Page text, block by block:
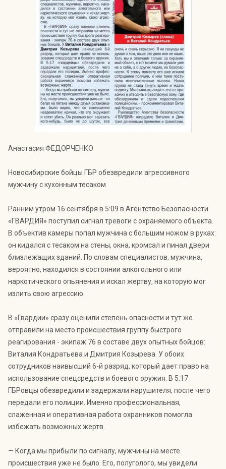
Индекс Безопасности ГВАРДИИ –
открытый проект Агентства Безопасности ГВАРДИЯ для
оценки уровня защищённости жителей города от
криминальных угроз.Подробнее >>
Анастасия ФЕДОРЧЕНКО
Новосибирские бойцы ГБР обезвредили агрессивного
мужчину с кухонным тесаком
Ранним утром 16 сентября в 5:09 в Агентство Безопасности
«ГВАРДИЯ» поступил сигнал тревоги с охраняемого объекта.
В объектив камеры попал мужчина с большим ножом в руках:
он кидался с тесаком на стены, окна, кромсал и пинал двери
близлежащих зданий. По словам специалистов, мужчина,
вероятно, находился в состоянии алкогольного или
наркотического опьянения и искал жертву, на которую мог
излить свою агрессию.
В «Гвардии» сразу оценили степень опасности и тут же
отправили на место происшествия группу быстрого
реагирования - экипаж 76 в составе двух опытных бойцов:
Виталия Кондратьева и Дмитрия Козырева. У обоих
сотрудников наивысший 6-й разряд, который дает право на
использование спецсредств и боевого оружия. В 5:17
ГБРовцы обезвредили и задержали нарушителя, после чего
передали его полиции. Именно профессиональная,
слаженная и оперативная работа охранников помогла
избежать возможных жертв.
— Когда мы прибыли по сигналу, мужчины на месте
происшествия уже не было. Его, полуголого, мы увидели